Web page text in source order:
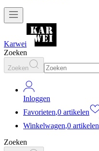
Karwei
Zoeken
Zoeken
Inloggen
Favorieten,0 artikelen
Winkelwagen,0 artikelen
Zoeken